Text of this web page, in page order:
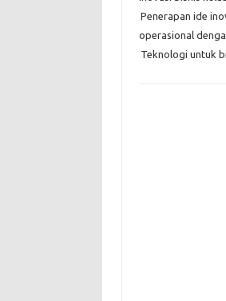
Penerapan ide
operasional
Teknologi untuk